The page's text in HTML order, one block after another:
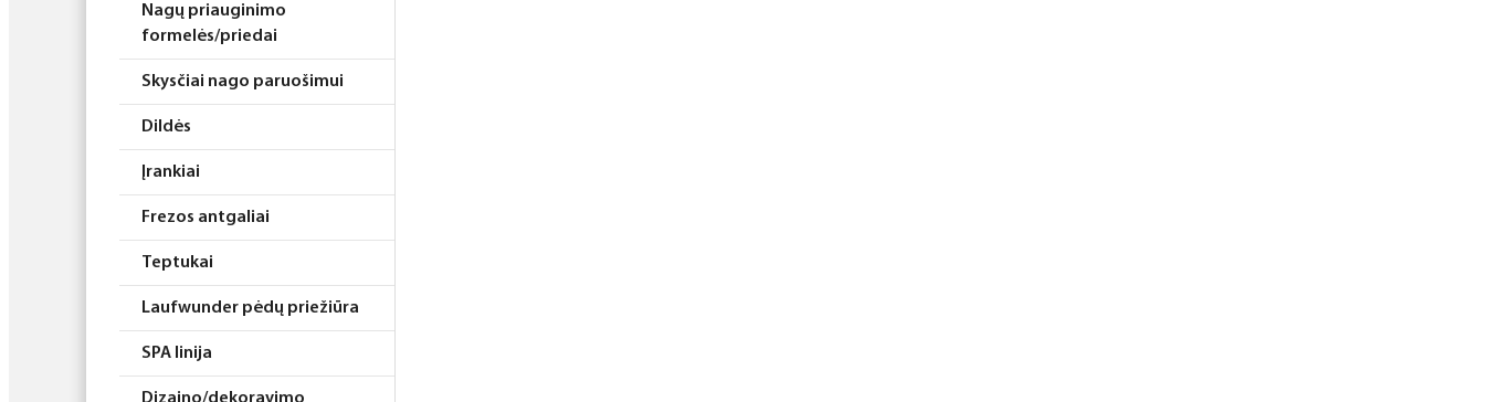
Nagų priauginimo
formelės/priedai
Skysčiai nago paruošimui
Dildės
Įrankiai
Frezos antgaliai
Teptukai
Laufwunder pėdų priežiūra
SPA linija
Dizaino/dekoravimo